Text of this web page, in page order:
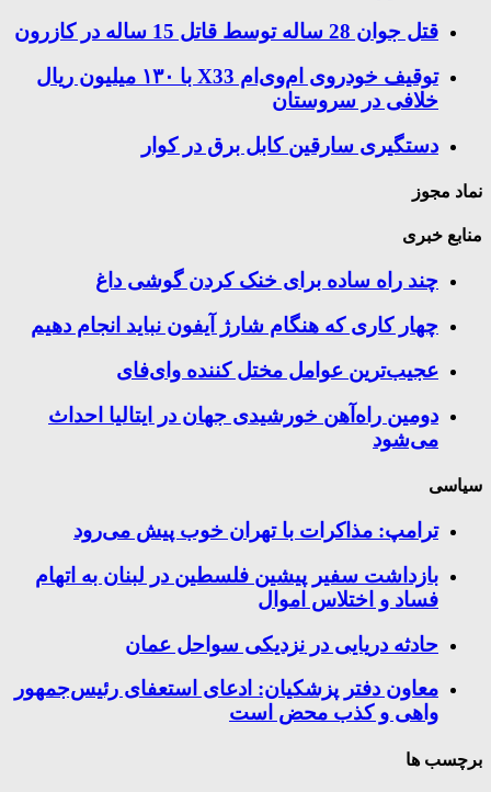
قتل جوان 28 ساله توسط قاتل 15 ساله در کازرون
توقیف خودروی ام‌وی‌ام X33 با ۱۳۰ میلیون ریال
خلافی در سروستان
دستگیری سارقین کابل برق در کوار
نماد مجوز
منابع خبری
چند راه‌ ساده برای خنک کردن گوشی داغ
چهار کاری که هنگام شارژ آیفون نباید انجام دهیم
عجیب‌ترین عوامل مختل کننده وای‌فای
دومین راه‌آهن خورشیدی جهان در ایتالیا احداث
می‌شود
سیاسی
ترامپ: مذاکرات با تهران خوب پیش می‌رود
بازداشت سفیر پیشین فلسطین در لبنان به اتهام
فساد و اختلاس اموال
حادثه دریایی در نزدیکی سواحل عمان
معاون دفتر پزشکیان: ادعای استعفای رئیس‌جمهور
واهی و کذب محض است
برچسب ها